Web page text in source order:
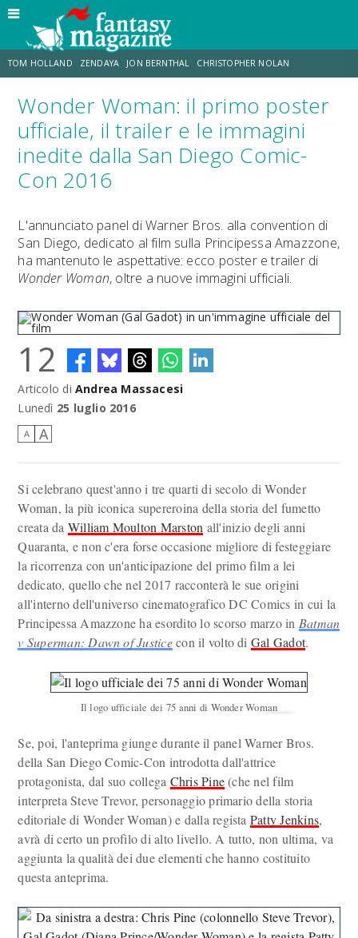
TOM HOLLAND ZENDAYA JON BERNTHAL CHRISTOPHER NOLAN
STRANIMONDI LUCCA COMICS & GAMES ODISSEA JACOB BATALON
MICHAEL MANDO
Wonder Woman: il primo poster
ufficiale, il trailer e le immagini
inedite dalla San Diego Comic-
Con 2016
L'annunciato panel di Warner Bros. alla convention di
San Diego, dedicato al film sulla Principessa Amazzone,
ha mantenuto le aspettative: ecco poster e trailer di
Wonder Woman, oltre a nuove immagini ufficiali.
Wonder Woman (Gal Gadot) in un'immagine ufficiale del film
12
Articolo di Andrea Massacesi
Lunedì 25 luglio 2016
A A
Si celebrano quest'anno i tre quarti di secolo di Wonder
Woman, la più iconica supereroina della storia del fumetto
creata da William Moulton Marston all'inizio degli anni
Quaranta, e non c'era forse occasione migliore di festeggiare
la ricorrenza con un'anticipazione del primo film a lei
dedicato, quello che nel 2017 racconterà le sue origini
all'interno dell'universo cinematografico DC Comics in cui la
Principessa Amazzone ha esordito lo scorso marzo in Batman
v Superman: Dawn of Justicecon il volto di Gal Gadot.
Il logo ufficiale dei 75 anni di Wonder Woman
Se, poi, l'anteprima giunge durante il panel Warner Bros.
della San Diego Comic-Con introdotta dall'attrice
protagonista, dal suo collega Chris Pine(che nel film
interpreta Steve Trevor, personaggio primario della storia
editoriale di Wonder Woman) e dalla regista Patty Jenkins,
avrà di certo un profilo di alto livello. A tutto, non ultima, va
aggiunta la qualità dei due elementi che hanno costituito
questa anteprima.